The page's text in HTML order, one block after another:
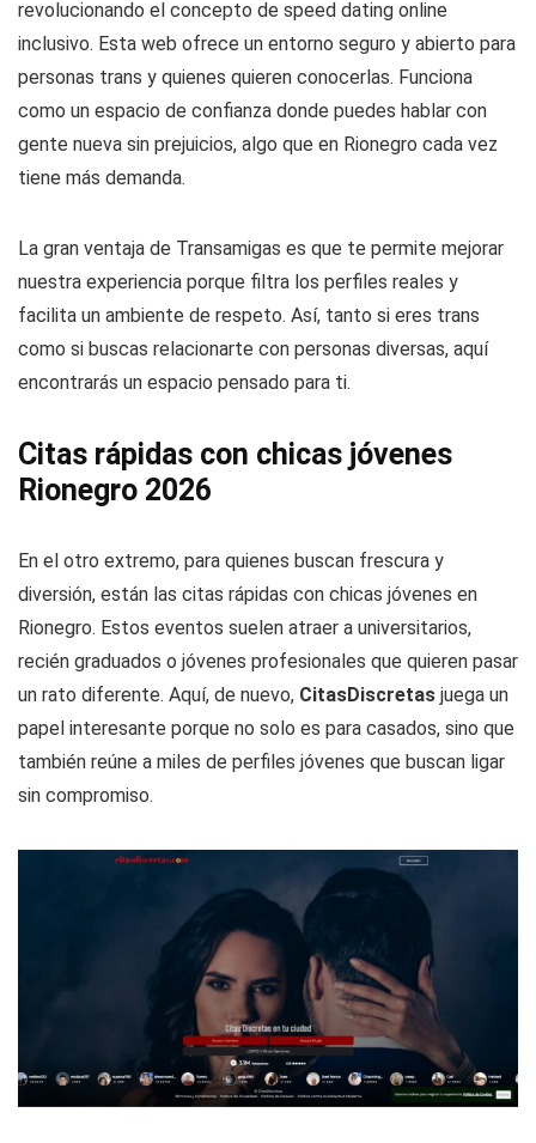
revolucionando el concepto de speed dating online
inclusivo. Esta web ofrece un entorno seguro y abierto para
personas trans y quienes quieren conocerlas. Funciona
como un espacio de confianza donde puedes hablar con
gente nueva sin prejuicios, algo que en Rionegro cada vez
tiene más demanda.
La gran ventaja de Transamigas es que te permite mejorar
nuestra experiencia porque filtra los perfiles reales y
facilita un ambiente de respeto. Así, tanto si eres trans
como si buscas relacionarte con personas diversas, aquí
encontrarás un espacio pensado para ti.
Citas rápidas con chicas jóvenes
Rionegro 2026
En el otro extremo, para quienes buscan frescura y
diversión, están las citas rápidas con chicas jóvenes en
Rionegro. Estos eventos suelen atraer a universitarios,
recién graduados o jóvenes profesionales que quieren pasar
un rato diferente. Aquí, de nuevo, CitasDiscretas juega un
papel interesante porque no solo es para casados, sino que
también reúne a miles de perfiles jóvenes que buscan ligar
sin compromiso.